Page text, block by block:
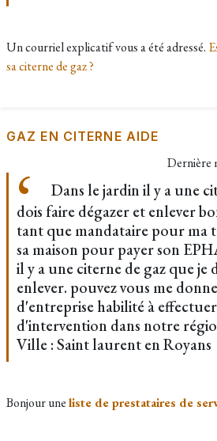
Un courriel explicatif vous a été adressé.
sa citerne de gaz ?
GAZ EN CITERNE AIDE
Dernière
Dans le jardin il y a une
dois faire dégazer et enlever
tant que mandataire pour ma
sa maison pour payer son
il y a une citerne de gaz que je
enlever. pouvez vous me
d'entreprise habilité à
d'intervention dans notre
Ville : Saint laurent en Royans
Bonjour uneliste de prestataires de